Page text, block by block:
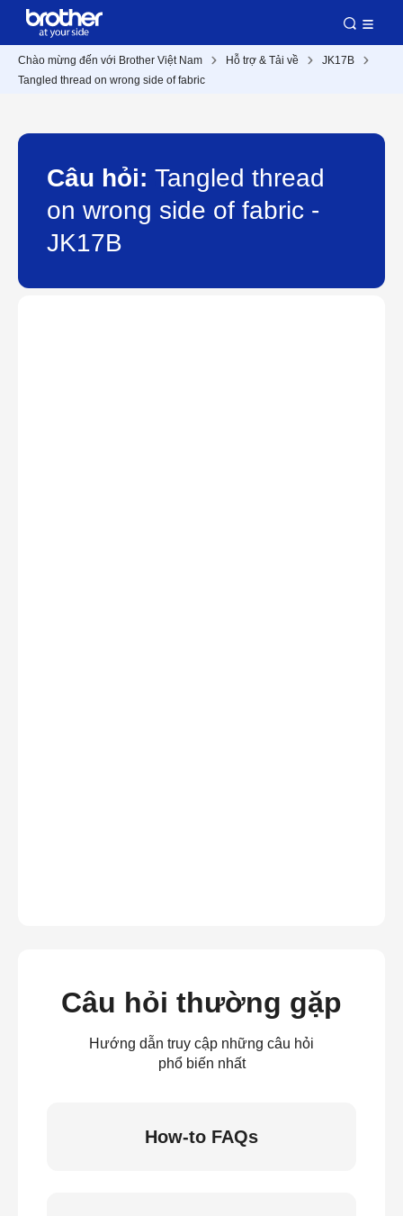
Chào mừng đến với Brother Việt Nam Hỗ trợ & Tải về
JK17B
Tangled thread on wrong side of fabric
Câu hỏi: Tangled thread
on wrong side of fabric -
JK17B
Câu hỏi thường gặp
Hướng dẫn truy cập những câu hỏi
phổ biến nhất
How-to FAQs